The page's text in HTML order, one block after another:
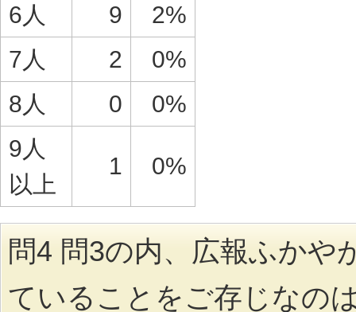
6人
9
2%
7人
2
0%
8人
0
0%
9人
以上
1 0%
問4 問3の内、広報ふかや
ていることをご存じなの